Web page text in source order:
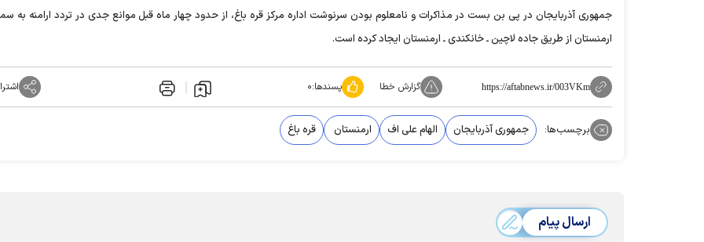
جمهوری آذربایجان در پی بن بست در مذاکرات و نامعلوم بودن سرنوشت اداره مرکز قره باغ، از حدود چهار ماه قبل موانع جدی در تردد ارامنه به
ارمنستان از طریق جاده لاچین ـ خانکندی ـ ارمنستان ایجاد کرده است.
https://aftabnews.ir/003VKm گزارش خطا پسندها:۰
برچسب‌ها: جمهوری آذربایجان الهام علی اف ارمنستان قره باغ
ارسال پیام